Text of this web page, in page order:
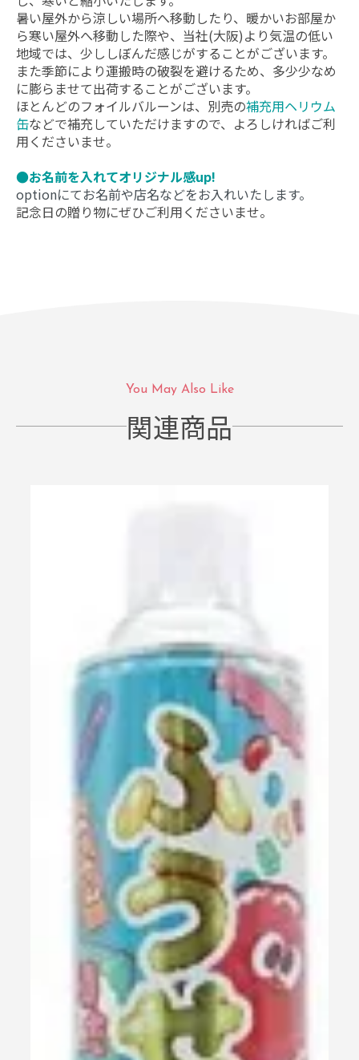
暑い屋外から涼しい場所へ移動したり、暖かいお部屋か
ら寒い屋外へ移動した際や、当社(大阪)より気温の低い
地域では、少ししぼんだ感じがすることがございます。
また季節により運搬時の破裂を避けるため、多少少なめ
に膨らませて出荷することがございます。
ほとんどのフォイルバルーンは、別売の補充用ヘリウム
缶などで補充していただけますので、よろしければご利
用くださいませ。
●お名前を入れてオリジナル感up!
optionにてお名前や店名などをお入れいたします。
記念日の贈り物にぜひご利用くださいませ。
You May Also Like
関連商品